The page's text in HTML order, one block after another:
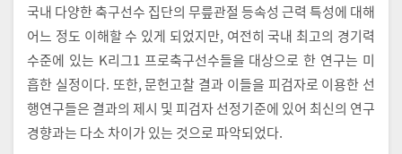
국내 다양한 축구선수 집단의 무릎관절 등속성 근력 특성에 대해
어느 정도 이해할 수 있게 되었지만, 여전히 국내 최고의 경기력
수준에 있는 K리그1 프로축구선수들을 대상으로 한 연구는 미
흡한 실정이다. 또한, 문헌고찰 결과 이들을 피검자로 이용한 선
행연구들은 결과의 제시 및 피검자 선정기준에 있어 최신의 연구
경향과는 다소 차이가 있는 것으로 파악되었다.